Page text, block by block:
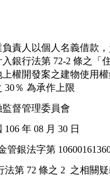
負責人以個人名義借款
入銀行法第 72-2 條之「
上權開發案之建物使用
監督管理委員會
106 年 08 月 30 日
管銀法字第
法第 72 條之 2  之相關